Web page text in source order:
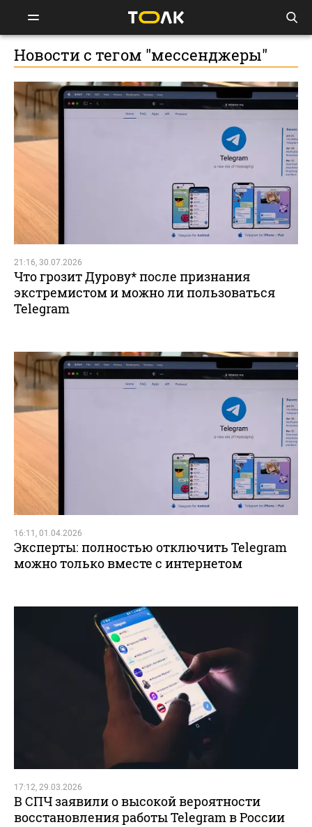
Новости с тегом "мессенджеры"
21:16, 30.07.2026
Что грозит Дурову* после признания
экстремистом и можно ли пользоваться
Telegram
16:11, 01.04.2026
Эксперты: полностью отключить Telegram
можно только вместе с интернетом
17:12, 29.03.2026
В СПЧ заявили о высокой вероятности
восстановления работы Telegram в России